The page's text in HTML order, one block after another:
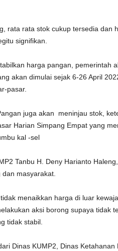
rata rata stok cukup tersedia dan
signifikan.
harga pangan,
akan dimulai sejak 6-26 April
pasar.
juga akan meninjau stok,
Harian Simpang Empat yang
kal -sel
Tanbu H. Deny Harianto
masyarakat.
menaikkan harga di luar
aksi borong supaya tidak
tidak stabil.
Dinas KUMP2, Dinas